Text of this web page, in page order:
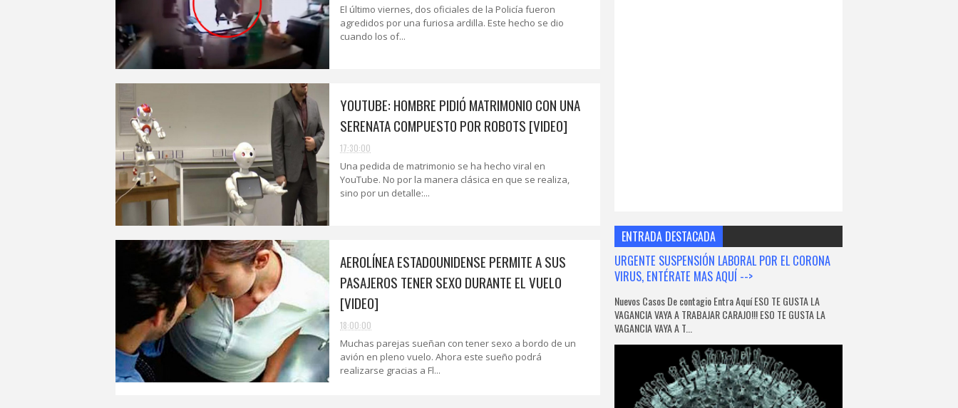
El último viernes, dos oficiales de la Policía fueron
agredidos por una furiosa ardilla. Este hecho se dio
cuando los of...
YOUTUBE: HOMBRE PIDIÓ MATRIMONIO CON UNA
SERENATA COMPUESTO POR ROBOTS [VIDEO]
17:30:00
Una pedida de matrimonio se ha hecho viral en
YouTube. No por la manera clásica en que se realiza,
sino por un detalle:...
AEROLÍNEA ESTADOUNIDENSE PERMITE A SUS
PASAJEROS TENER SEXO DURANTE EL VUELO
[VIDEO]
18:00:00
Muchas parejas sueñan con tener sexo a bordo de un
avión en pleno vuelo. Ahora este sueño podrá
realizarse gracias a Fl...
ENTRADA DESTACADA
URGENTE SUSPENSIÓN LABORAL POR EL CORONA
VIRUS, ENTÉRATE MAS AQUÍ -->
Nuevos Casos De contagio Entra Aquí ESO TE GUSTA LA
VAGANCIA VAYA A TRABAJAR CARAJO!!! ESO TE GUSTA LA
VAGANCIA VAYA A T...